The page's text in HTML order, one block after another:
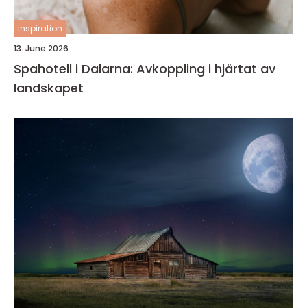
inspiration
13. June 2026
Spahotell i Dalarna: Avkoppling i hjärtat av
landskapet